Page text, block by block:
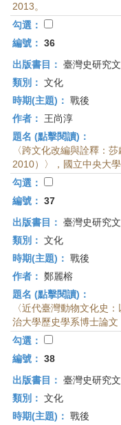
2013。
勾選：
編號： 36
出版書目： 臺灣史研究
類別： 文化
時期(主題)： 戰後
作者：
王尚淳
題名 (點擊閱讀)：
〈跨文化改編與詮釋：
2010）〉，國立中央大
勾選：
編號： 37
出版書目： 臺灣史研究
類別： 文化
時期(主題)： 戰後
作者： 鄭麗榕
題名 (點擊閱讀)：
〈近代臺灣動物文化史
治大學歷史學系博士論文
勾選：
編號： 38
出版書目： 臺灣史研究
類別： 文化
時期(主題)： 戰後